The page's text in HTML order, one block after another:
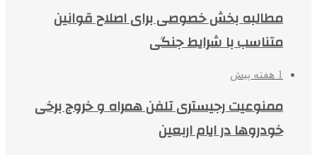
مطالبه بخش خصوصی برای اصلاح قوانین
متناسب با شرایط جنگی
1 هفته پیش
ممنوعیت رجیستری تلفن همراه و خروج برخی
خودروها در ایام اربعین